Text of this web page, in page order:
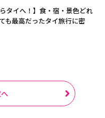
らタイへ！】食・宿・景色どれ
も最高だったタイ旅行に密